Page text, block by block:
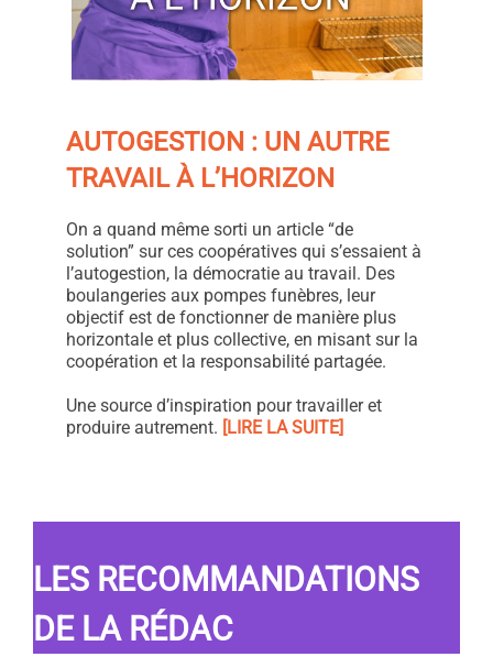
AUTOGESTION : UN AUTRE
TRAVAIL À L’HORIZON
On a quand même sorti un article “de
solution” sur ces coopératives qui s’essaient à
l’autogestion, la démocratie au travail. Des
boulangeries aux pompes funèbres, leur
objectif est de fonctionner de manière plus
horizontale et plus collective, en misant sur la
coopération et la responsabilité partagée.
Une source d’inspiration pour travailler et
produire autrement. [LIRE LA SUITE]
LES RECOMMANDATIONS
DE LA RÉDAC